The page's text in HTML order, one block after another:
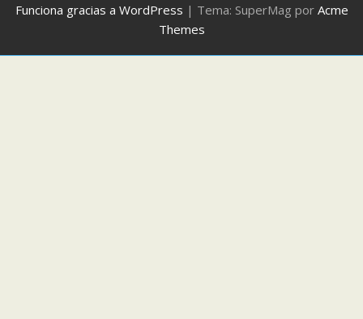
Funciona gracias a WordPress | Tema: SuperMag por Acme
Themes